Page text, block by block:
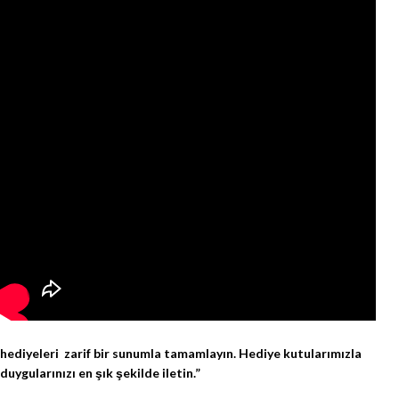
hediyeleri zarif bir sunumla tamamlayın. Hediye kutularımızla
duygularınızı en şık şekilde iletin.”